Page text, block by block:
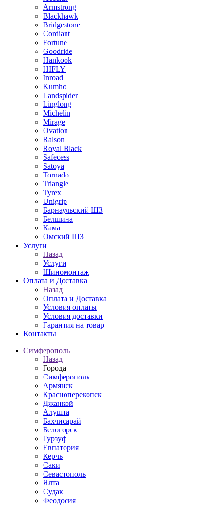
Armstrong
Blackhawk
Bridgestone
Cordiant
Fortune
Goodride
Hankook
HIFLY
Inroad
Kumho
Landspider
Linglong
Michelin
Mirage
Ovation
Ralson
Royal Black
Safecess
Satoya
Tornado
Triangle
Tyrex
Unigrip
Барнаульский ШЗ
Белшина
Кама
Омский ШЗ
Услуги
Назад
Услуги
Шиномонтаж
Оплата и Доставка
Назад
Оплата и Доставка
Условия оплаты
Условия доставки
Гарантия на товар
Контакты
Симферополь
Назад
Города
Симферополь
Армянск
Красноперекопск
Джанкой
Алушта
Бахчисарай
Белогорск
Гурзуф
Евпатория
Керчь
Саки
Севастополь
Ялта
Судак
Феодосия